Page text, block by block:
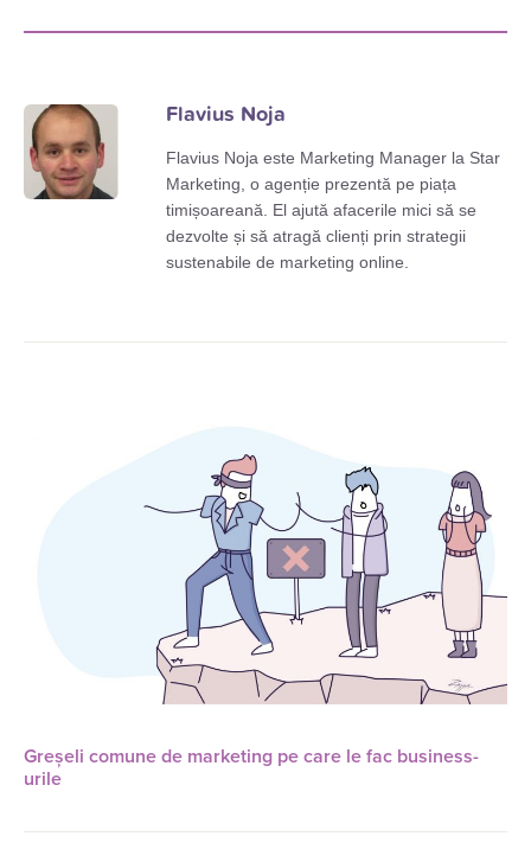
Flavius Noja
Flavius Noja este Marketing Manager la Star
Marketing, o agenție prezentă pe piața
timișoareană. El ajută afacerile mici să se
dezvolte și să atragă clienți prin strategii
sustenabile de marketing online.
Greșeli comune de marketing pe care le fac business-
urile